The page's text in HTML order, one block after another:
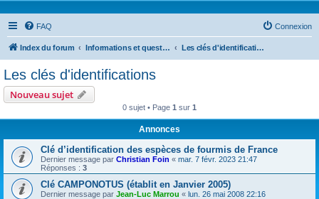
FAQ Connexion
Index du forum Informations et questions taxonomiques Les clés d'identifications
Les clés d'identifications
Nouveau sujet
0 sujet • Page 1 sur 1
Annonces
Clé d’identification des espèces de fourmis de France
Dernier message par Christian Foin « mar. 7 févr. 2023 21:47
Réponses : 3
Clé CAMPONOTUS (établit en Janvier 2005)
Dernier message par Jean-Luc Marrou « lun. 26 mai 2008 22:16